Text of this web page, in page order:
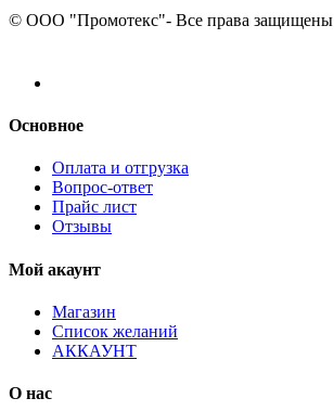
© ООО "Промотекс"- Все права защищены
Основное
Оплата и отгрузка
Вопрос-ответ
Прайс лист
Отзывы
Мой акаунт
Магазин
Список желаний
АККАУНТ
О нас